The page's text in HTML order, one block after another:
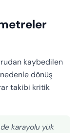
kaybedilen
dönüş
takibi kritik
karayolu yük